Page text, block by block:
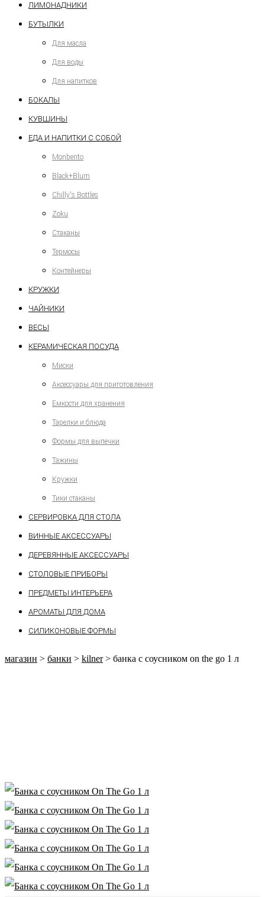
ЛИМОНАДНИКИ
БУТЫЛКИ
Для масла
Для воды
Для напитков
БОКАЛЫ
КУВШИНЫ
ЕДА И НАПИТКИ С СОБОЙ
Monbento
Black+Blum
Chilly's Bottles
Zoku
Стаканы
Термосы
Контейнеры
КРУЖКИ
ЧАЙНИКИ
ВЕСЫ
КЕРАМИЧЕСКАЯ ПОСУДА
Миски
Аксессуары для приготовления
Емкости для хранения
Тарелки и блюда
Формы для выпечки
Тажины
Кружки
Тики стаканы
СЕРВИРОВКА ДЛЯ СТОЛА
ВИННЫЕ АКСЕССУАРЫ
ДЕРЕВЯННЫЕ АКСЕССУАРЫ
СТОЛОВЫЕ ПРИБОРЫ
ПРЕДМЕТЫ ИНТЕРЬЕРА
АРОМАТЫ ДЛЯ ДОМА
СИЛИКОНОВЫЕ ФОРМЫ
магазин > банки > kilner > банка с соусником on the go 1 л